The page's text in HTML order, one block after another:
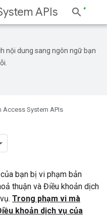
APIs
nội dung sang ngôn ngữ bạn
Access System APIs
bạn bị vi phạm bản
thuận và Điều khoản dịch
Trong phạm vi mà
khoản dịch vụ của